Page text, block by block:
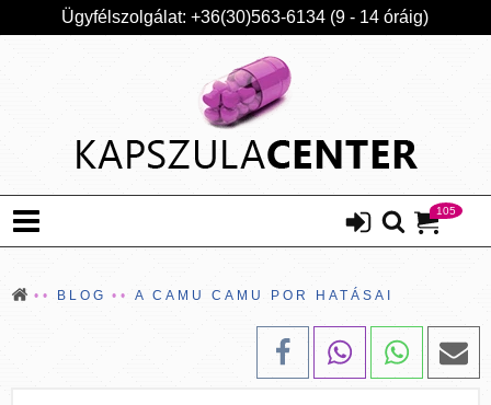
Ügyfélszolgálat: +36(30)563-6134 (9 - 14 óráig)
105
BLOG A CAMU CAMU POR HATÁSAI